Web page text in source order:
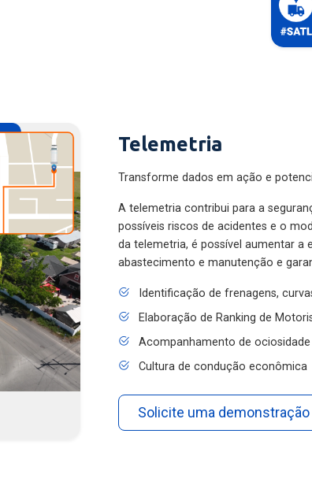
Telemetria
Transforme dados em ação e
A telemetria contribui para a
possíveis riscos de acidentes e o
da telemetria, é possível aumentar
abastecimento e manutenção e
Identificação de frenagens,
Elaboração de Ranking de
Acompanhamento de
Cultura de condução econômica
Solicite uma demonstração